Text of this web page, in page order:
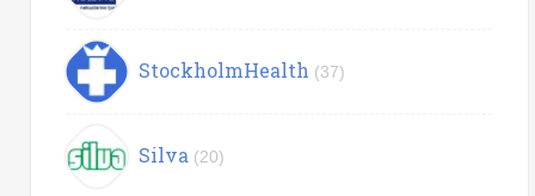
StockholmHealth (37)
Silva (20)